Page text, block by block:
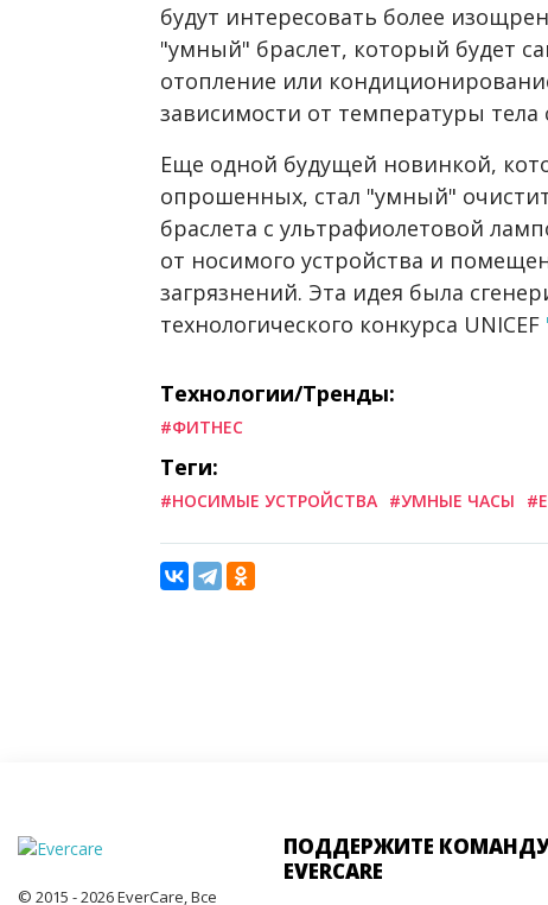
будут интересовать более
"умный" браслет, который будет
отопление или
зависимости от температуры тела
Еще одной будущей новинкой,
опрошенных, стал "умный"
браслета с ультрафиолетовой
от носимого устройства и
загрязнений. Эта идея была
технологического конкурса UNICEF
Технологии/Тренды:
#ФИТНЕС
Теги:
#НОСИМЫЕ УСТРОЙСТВА #УМНЫЕ ЧАСЫ
© 2015 - 2026 EverCare, Все
ПОДДЕРЖИТЕ
EVERCARE